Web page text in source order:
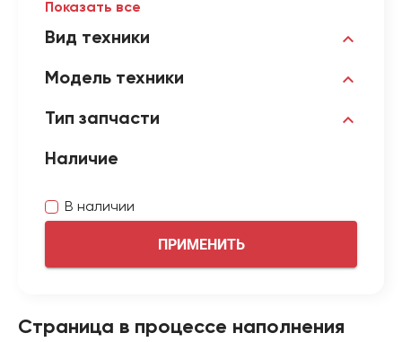
Показать все
Вид техники
Модель техники
Тип запчасти
Наличие
В наличии
ПРИМЕНИТЬ
Страница в процессе наполнения